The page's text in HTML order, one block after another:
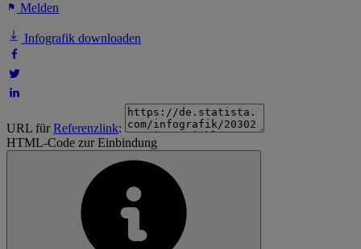
Melden
Infografik downloaden
URL fürReferenzlink:
HTML-Code zur Einbindung